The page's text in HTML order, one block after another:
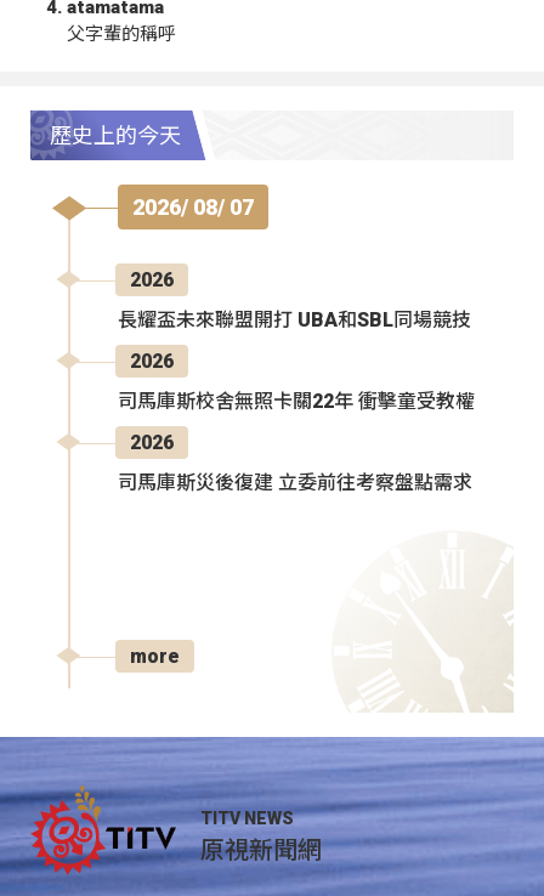
atamatama
父字輩的稱呼
歷史上的今天
2026/ 08/ 07
2026
長耀盃未來聯盟開打 UBA和SBL同場競技
2026
司馬庫斯校舍無照卡關22年 衝擊童受教權
2026
司馬庫斯災後復建 立委前往考察盤點需求
more
TITV NEWS
原視新聞網